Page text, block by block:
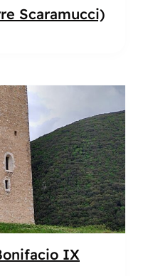
Scaramucci)
IX